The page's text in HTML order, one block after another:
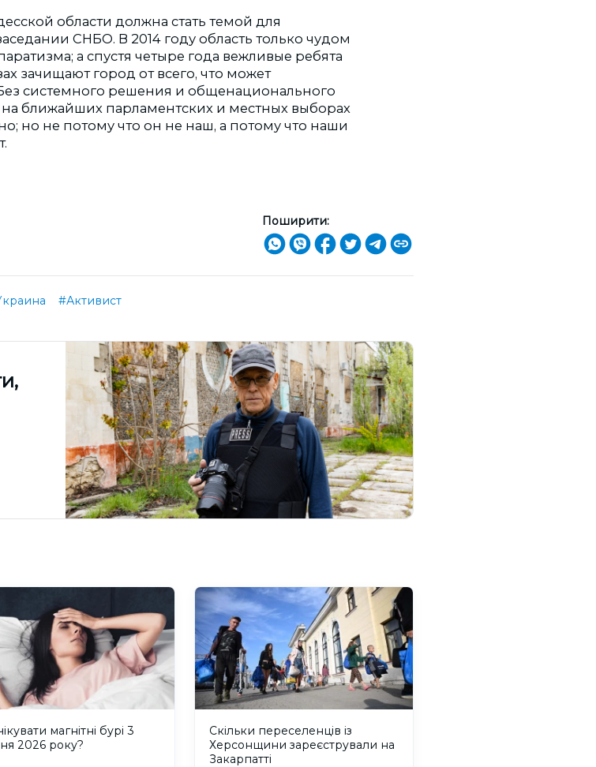
области должна стать темой для
СНБО. В 2014 году область только чудом
а спустя четыре года вежливые ребята
зачищают город от всего, что может
системного решения и общенационального
ближайших парламентских и местных выборах
но не потому что он не наш, а потому что наши
Поширити:
#Активист
магнітні бурі 3
2026 року?
Скільки переселенців із
Херсонщини зареєстрували на
Закарпатті